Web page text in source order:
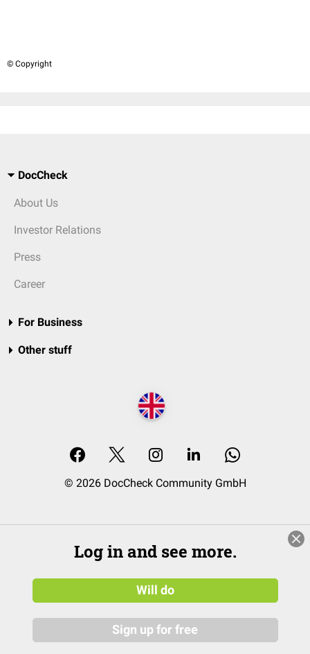
© Copyright
DocCheck
About Us
Investor Relations
Press
Career
For Business
Other stuff
© 2026 DocCheck Community GmbH
Log in and see more.
Will do
Sign up for free